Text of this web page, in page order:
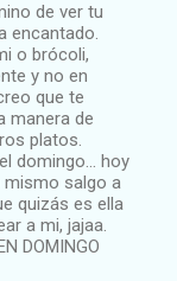
de ver tu
encantado.
o brócoli,
y no en
que te
manera de
platos.
domingo... hoy
mismo salgo a
quizás es ella
a mi, jajaa.
DOMINGO